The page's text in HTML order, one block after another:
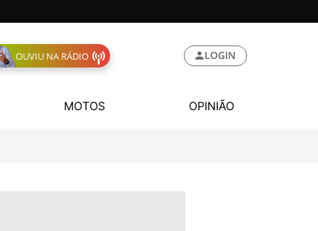
OUVIU NA RÁDIO LOGIN
MOTOS OPINIÃO